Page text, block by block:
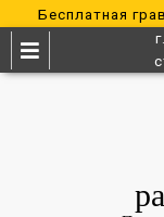
Бесплатная